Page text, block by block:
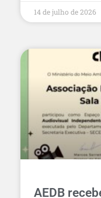
14 de julho de 2026
AEDB